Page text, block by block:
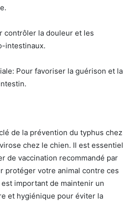
contrôler la douleur et les
intestinaux.
Pour favoriser la guérison et la
de la prévention du typhus chez
chez le chien. Il est essentiel
de vaccination recommandé par
protéger votre animal contre ces
important de maintenir un
et hygiénique pour éviter la